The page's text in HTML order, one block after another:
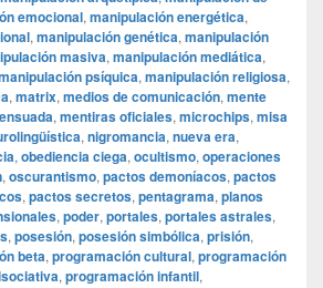
emocional, manipulación energética,
, manipulación genética, manipulación
masiva, manipulación mediática,
psíquica, manipulación religiosa,
, matrix, medios de comunicación, mente
, mentiras oficiales, microchips, misa
, nigromancia, nueva era,
, obediencia ciega, ocultismo, operaciones
, oscurantismo, pactos demoníacos, pactos
, pactos secretos, pentagrama, planos
, poder, portales, portales astrales,
, posesión, posesión simbólica, prisión,
beta, programación cultural, programación
, programación infantil,